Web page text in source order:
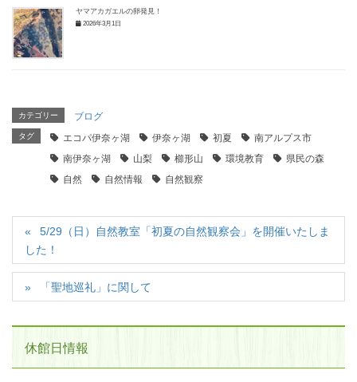
ヤマアカガエルの卵発見！
2026年3月1日
カテゴリー ブログ
タグ エコパ伊奈ヶ湖 伊奈ヶ湖 初夏
南アルプス市
南伊奈ヶ湖
山梨 櫛形山 環境教育
県民の森
自然
自然情報 自然観察
5/29（日）自然教室「初夏の自然観察会」を開催いたしま
した！
「聖地巡礼」に関して
休館日情報